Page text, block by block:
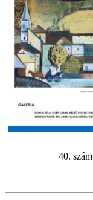
40. szám